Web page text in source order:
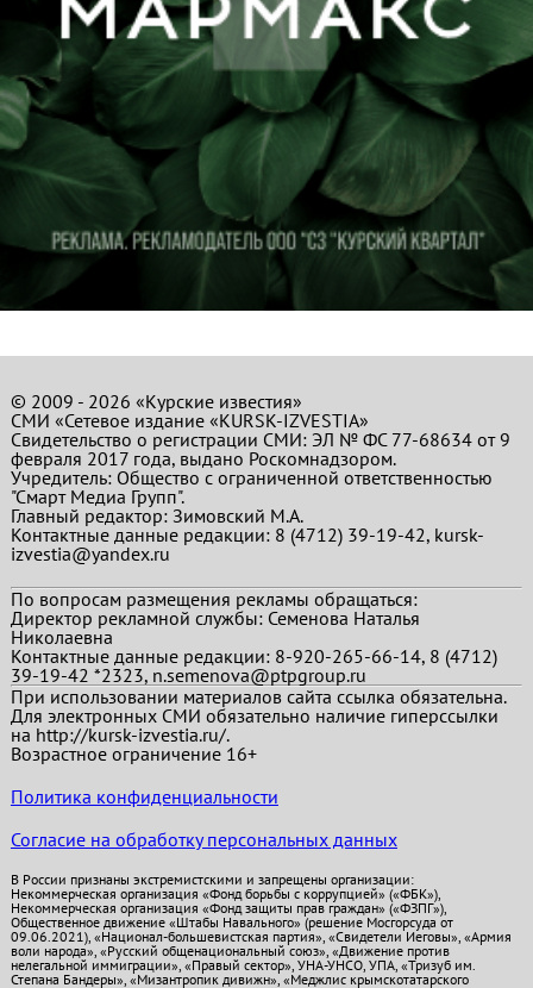
© 2009 - 2026 «Курские известия»
СМИ «Сетевое издание «KURSK-IZVESTIA»
Свидетельство о регистрации СМИ: ЭЛ № ФС 77-68634 от 9
февраля 2017 года, выдано Роскомнадзором.
Учредитель: Общество с ограниченной ответственностью
"Смарт Медиа Групп".
Главный редактор:Зимовский М.А.
Контактные данные редакции: 8 (4712) 39-19-42, kursk-
izvestia@yandex.ru
По вопросам размещения рекламы обращаться:
Директор рекламной службы: Семенова Наталья
Николаевна
Контактные данные редакции: 8-920-265-66-14, 8 (4712)
39-19-42 *2323, n.semenova@ptpgroup.ru
При использовании материалов сайта ссылка обязательна.
Для электронных СМИ обязательно наличие гиперссылки
на http://kursk-izvestia.ru/.
Возрастное ограничение 16+
Политика конфиденциальности
Согласие на обработку персональных данных
В России признаны экстремистскими и запрещены организации:
Некоммерческая организация «Фонд борьбы с коррупцией» («ФБК»),
Некоммерческая организация «Фонд защиты прав граждан» («ФЗПГ»),
Общественное движение «Штабы Навального» (решение Мосгорсуда от
09.06.2021), «Национал-большевистская партия», «Свидетели Иеговы», «Армия
воли народа», «Русский общенациональный союз», «Движение против
нелегальной иммиграции», «Правый сектор», УНА-УНСО, УПА, «Тризуб им.
Степана Бандеры», «Мизантропик дивижн», «Меджлис крымскотатарского